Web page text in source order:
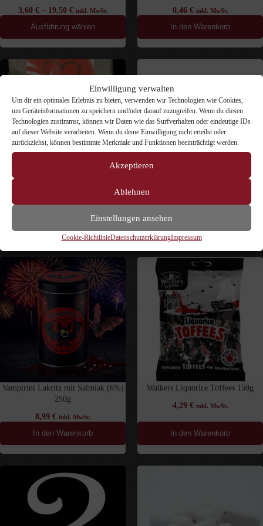
Einwilligung verwalten
Um dir ein optimales Erlebnis zu bieten, verwenden wir Technologien wie Cookies,
um Geräteinformationen zu speichern und/oder darauf zuzugreifen. Wenn du diesen
Technologien zustimmst, können wir Daten wie das Surfverhalten oder eindeutige IDs
auf dieser Website verarbeiten. Wenn du deine Einwilligung nicht erteilst oder
zurückziehst, können bestimmte Merkmale und Funktionen beeinträchtigt werden.
Akzeptieren
Ablehnen
Einstellungen ansehen
Cookie-RichtlinieDatenschutzerklärungImpressum
3,60 €– 19,50 € inkl. MwSt.
Ausführung wählen
0,46 € inkl. MwSt.
In den Warenkorb
8,49€–21,50€
3,60€–19,50€
Vampirini Lakritz mit Salmiak (6%)
250g
8,99 € inkl. MwSt.
In den Warenkorb
Walkers Liquorice Toffees 150g
4,29 € inkl. MwSt.
In den Warenkorb